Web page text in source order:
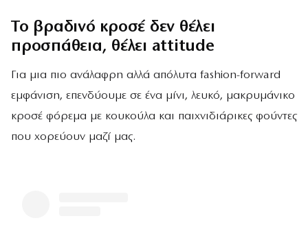
Το βραδινό κροσέ δεν θέλει
προσπάθεια, θέλει attitude
Για μια πιο ανάλαφρη αλλά απόλυτα fashion-forward
εμφάνιση, επενδύουμε σε ένα μίνι, λευκό, μακρυμάνικο
κροσέ φόρεμα με κουκούλα και παιχνιδιάρικες φούντες
που χορεύουν μαζί μας.